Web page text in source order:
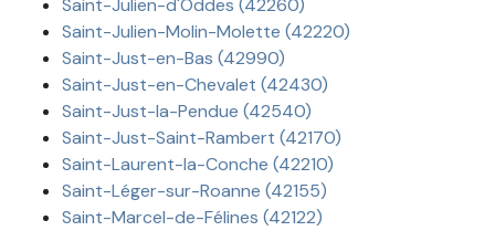
Saint-Julien-d'Oddes (42260)
Saint-Julien-Molin-Molette (42220)
Saint-Just-en-Bas (42990)
Saint-Just-en-Chevalet (42430)
Saint-Just-la-Pendue (42540)
Saint-Just-Saint-Rambert (42170)
Saint-Laurent-la-Conche (42210)
Saint-Léger-sur-Roanne (42155)
Saint-Marcel-de-Félines (42122)